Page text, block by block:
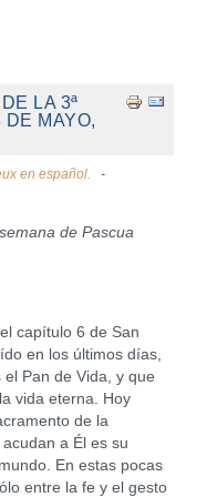
LA 3ª
MAYO,
en español.
de Pascua
6 de San
en los últimos días,
Pan de Vida, y que
vida eterna. Hoy
de la
a Él es su
En estas pocas
entre la fe y el gesto